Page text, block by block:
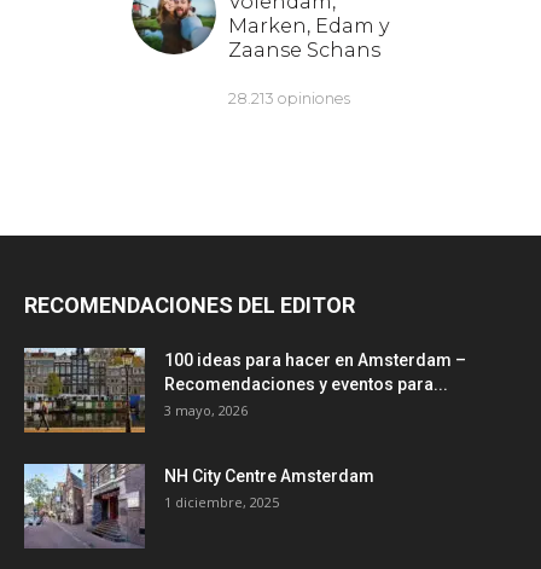
RECOMENDACIONES DEL EDITOR
100 ideas para hacer en Amsterdam –
Recomendaciones y eventos para...
3 mayo, 2026
NH City Centre Amsterdam
1 diciembre, 2025